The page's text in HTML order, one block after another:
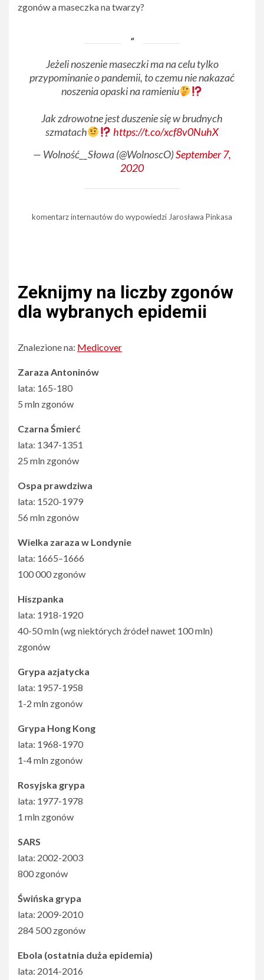
zgonów a maseczka na twarzy?
Jeżeli noszenie maseczki ma na celu tylko
przypominanie o pandemii, to czemu nie nakazać
noszenia opaski na ramieniu
Jak zdrowotne jest duszenie się w brudnych
szmatach
https://t.co/xcf8v0NuhX
— Wolność__Słowa (@WolnoscO)September 7,
2020
komentarz internautów do wypowiedzi Jarosława Pinkasa
Zeknijmy na liczby zgonów
dla wybranych epidemii
Znalezione na: Medicover
Zaraza Antoninów
lata: 165-180
5 mln zgonów
Czarna Śmierć
lata: 1347-1351
25 mln zgonów
Ospa prawdziwa
lata: 1520-1979
56 mln zgonów
Wielka zaraza w Londynie
lata: 1665–1666
100 000 zgonów
Hiszpanka
lata: 1918-1920
40-50 mln (wg niektórych źródeł nawet 100 mln)
zgonów
Grypa azjatycka
lata: 1957-1958
1-2 mln zgonów
Grypa Hong Kong
lata: 1968-1970
1-4 mln zgonów
Rosyjska grypa
lata: 1977-1978
1 mln zgonów
SARS
lata: 2002-2003
800 zgonów
Świńska grypa
lata: 2009-2010
284 500 zgonów
Ebola (ostatnia duża epidemia)
lata: 2014-2016